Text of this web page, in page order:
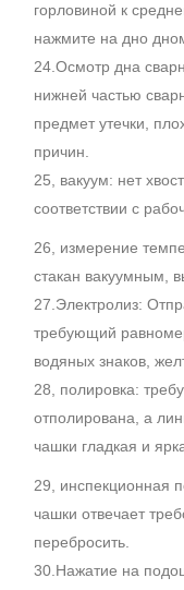
горловиной к
нажмите на дно
24.Осмотр дна
нижней частью
предмет утечки,
причин.
25, вакуум: нет
соответствии с
26, измерение
стакан вакуумным,
27.Электролиз:
требующий
водяных знаков,
28, полировка:
отполирована, а
чашки гладкая и
29, инспекционная
чашки отвечает
перебросить.
30.Нажатие на